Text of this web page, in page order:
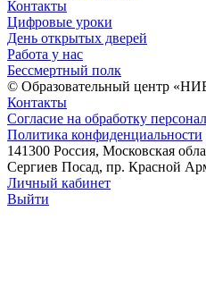
Контакты
Цифровые уроки
День открытых дверей
Работа у нас
Бессмертный полк
© Образовательный центр
Контакты
Согласие на обработку
Политика конфиденциальности
141300 Россия, Московская
Сергиев Посад, пр. Красной
Личный кабинет
Выйти